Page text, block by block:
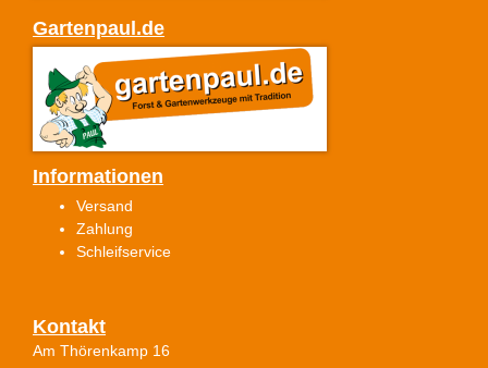
Gartenpaul.de
Informationen
Versand
Zahlung
Schleifservice
Kontakt
Am Thörenkamp 16